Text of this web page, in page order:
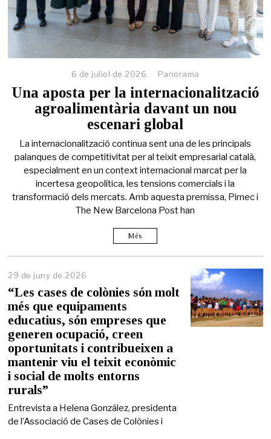
6 de juliol de 2026 Panorama
Una aposta per la internacionalització
agroalimentària davant un nou
escenari global
La internacionalització continua sent una de les principals
palanques de competitivitat per al teixit empresarial català,
especialment en un context internacional marcat per la
incertesa geopolítica, les tensions comercials i la
transformació dels mercats. Amb aquesta premissa, Pimec i
The New Barcelona Post han
Més
29 de juny de 2026
d
e
n
y
e
2
6
“Les cases de colònies són molt
més que equipaments
educatius, són empreses que
generen ocupació, creen
oportunitats i contribueixen a
mantenir viu el teixit econòmic
i social de molts entorns
rurals”
Entrevista a Helena González, presidenta
de l’Associació de Cases de Colònies i